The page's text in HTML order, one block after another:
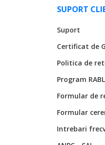
SUPORT
Suport
Certificat de
Politica de
Program
Formular de
Formular
Intrebari